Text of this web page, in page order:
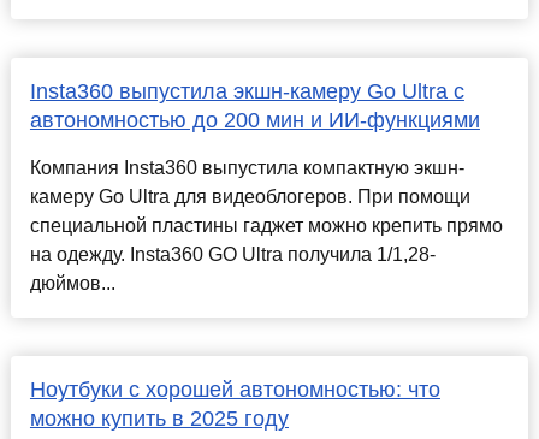
Insta360 выпустила экшн-камеру Go Ultra с
автономностью до 200 мин и ИИ-функциями
Компания Insta360 выпустила компактную экшн-
камеру Go Ultra для видеоблогеров. При помощи
специальной пластины гаджет можно крепить прямо
на одежду. Insta360 GO Ultra получила 1/1,28-
дюймов...
Ноутбуки с хорошей автономностью: что
можно купить в 2025 году